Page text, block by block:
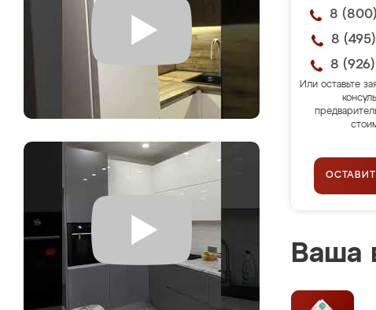
8
8
8
Или оставьте
Ваша